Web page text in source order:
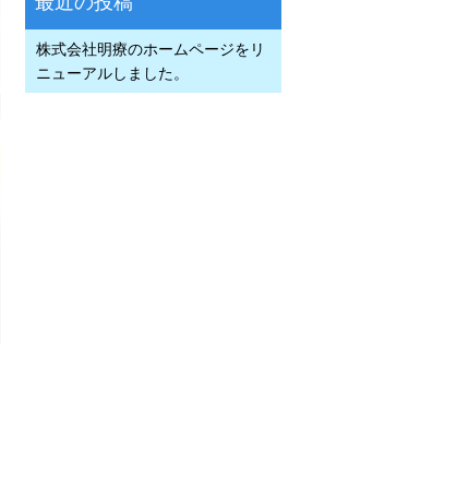
株式会社明療のホームページをリ
ニューアルしました。